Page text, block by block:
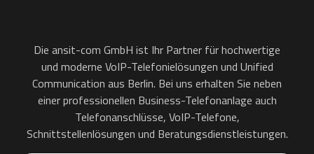
Die ansit-com GmbH ist Ihr Partner für hochwertige
und moderne VoIP-Telefonielösungen und Unified
Communication aus Berlin. Bei uns erhalten Sie neben
einer professionellen Business-Telefonanlage auch
Telefonanschlüsse, VoIP-Telefone,
Schnittstellenlösungen und Beratungsdienstleistungen.